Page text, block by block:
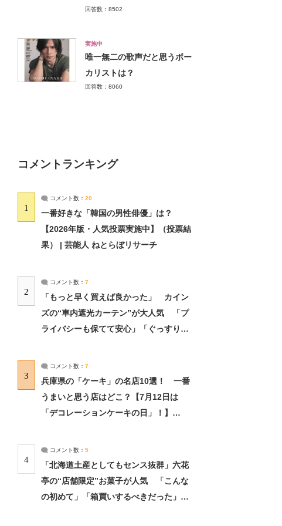
回答数：8502
実施中
唯一無二の歌声だと思うボー
カリストは？
回答数：8060
コメントランキング
1
コメント数： 20
一番好きな「韓国の男性俳優」は？
【2026年版・人気投票実施中】（投票結
果） | 芸能人 ねとらぼリサーチ
2
コメント数： 7
「もっと早く買えば良かった」 カイン
ズの“車内遮光カーテン”が大人気 「プ
ライバシーも保てて安心」「ぐっすり眠
3
コメント数： 7
兵庫県の「ケーキ」の名店10選！ 一番
うまいと思う店はどこ？【7月12日は
「デコレーションケーキの日」！】
4
コメント数： 5
「北海道土産としてもセンス抜群」六花
亭の“店舗限定”お菓子が人気 「こんな
の初めて」「箱買いするべきだった」